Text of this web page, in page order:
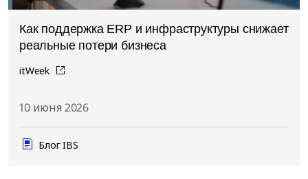
Как поддержка ERP и инфраструктуры снижает
реальные потери бизнеса
itWeek
10 июня 2026
Блог IBS